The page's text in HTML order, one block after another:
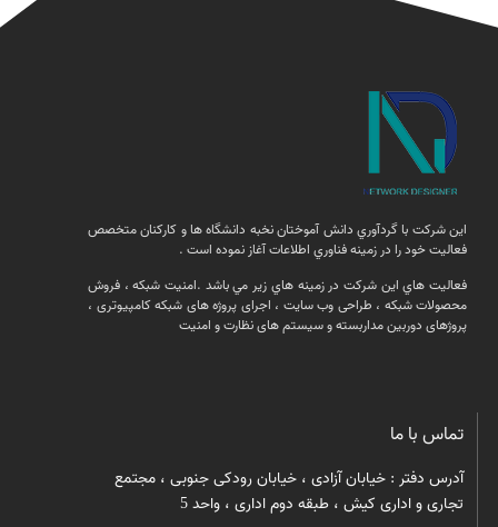
اين شركت با گردآوري دانش آموختان نخبه دانشگاه ها و كاركنان متخصص
فعاليت خود را در زمينه فناوري اطلاعات آغاز نموده است .
فعالیت هاي اين شركت در زمينه هاي زير مي باشد .امنيت شبكه ، فروش
محصولات شبكه ، طراحی وب سایت ، اجرای پروژه های شبکه کامپیوتری ،
پروژهای دوربین مداربسته و سیستم های نظارت و امنیت
تماس با ما
آدرس دفتر : خیابان آزادی ، خیابان رودکی جنوبی ، مجتمع
تجاری و اداری کیش ، طبقه دوم اداری ، واحد 5